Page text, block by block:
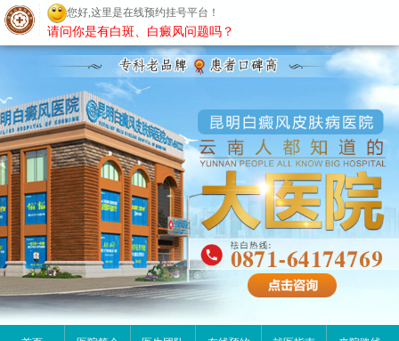
昆明白癜风医院
您好,这里是在线预约挂号平台！
请问你是有白斑、白癜风问题吗？